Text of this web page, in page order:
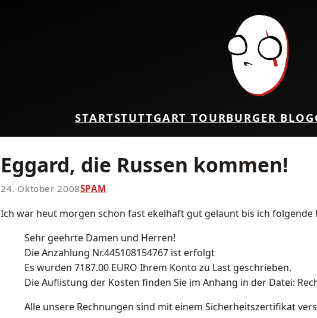
STARTSTUTTGART TOURBURGER BLOG
Eggard, die Russen kommen!
24. Oktober 2008SPAM
Ich war heut morgen schon fast ekelhaft gut gelaunt bis ich folgende
Sehr geehrte Damen und Herren!
Die Anzahlung Nr.445108154767 ist erfolgt
Es wurden 7187.00 EURO Ihrem Konto zu Last geschrieben.
Die Auflistung der Kosten finden Sie im Anhang in der Datei:
Alle unsere Rechnungen sind mit einem Sicherheitszertifikat